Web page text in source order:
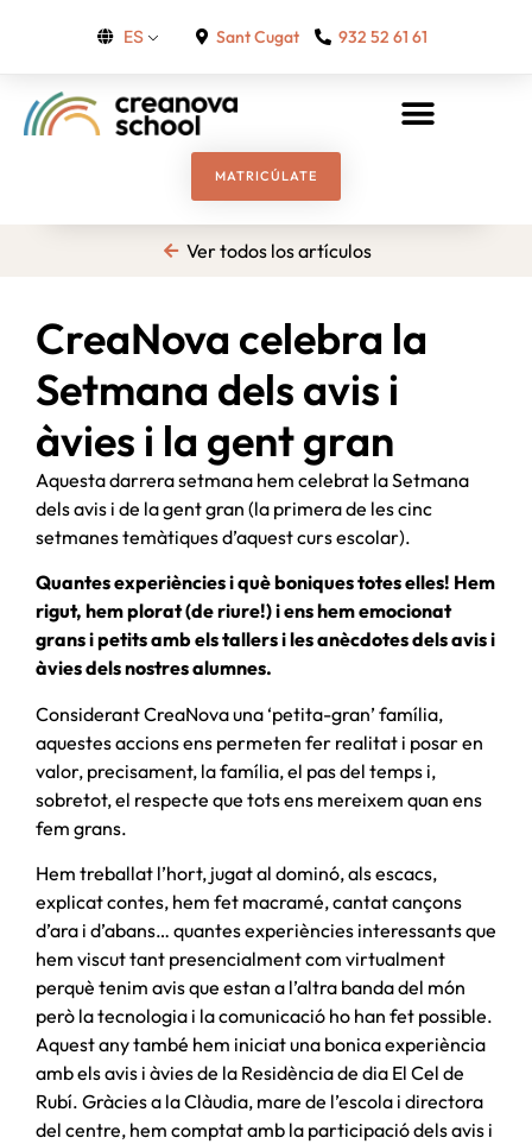
ES Sant Cugat 932 52 61 61
MATRICÚLATE
Ver todos los artículos
CreaNova celebra la
Setmana dels avis i
àvies i la gent gran
Aquesta darrera setmana hem celebrat la Setmana
dels avis i de la gent gran (la primera de les cinc
setmanes temàtiques d’aquest curs escolar).
Quantes experiències i què boniques totes elles! Hem
rigut, hem plorat (de riure!) i ens hem emocionat
grans i petits amb els tallers i les anècdotes dels avis i
àvies dels nostres alumnes.
Considerant CreaNova una ‘petita-gran’ família,
aquestes accions ens permeten fer realitat i posar en
valor, precisament, la família, el pas del temps i,
sobretot, el respecte que tots ens mereixem quan ens
fem grans.
Hem treballat l’hort, jugat al dominó, als escacs,
explicat contes, hem fet macramé, cantat cançons
d’ara i d’abans… quantes experiències interessants que
hem viscut tant presencialment com virtualment
perquè tenim avis que estan a l’altra banda del món
però la tecnologia i la comunicació ho han fet possible.
Aquest any també hem iniciat una bonica experiència
amb els avis i àvies de la Residència de dia El Cel de
Rubí. Gràcies a la Clàudia, mare de l’escola i directora
del centre, hem comptat amb la participació dels avis i